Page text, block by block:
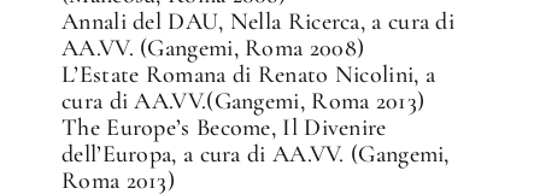
Annali del DAU, Nella Ricerca, a cura di
AA.VV. (Gangemi, Roma 2008)
L’Estate Romana di Renato Nicolini, a
cura di AA.VV.(Gangemi, Roma 2013)
The Europe’s Become, Il Divenire
dell’Europa, a cura di AA.VV. (Gangemi,
Roma 2013)